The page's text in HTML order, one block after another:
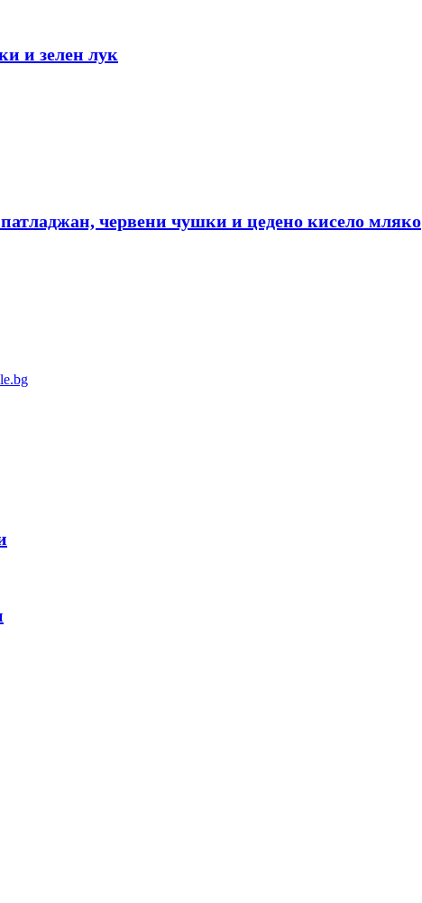
и зелен лук
червени чушки и цедено кисело мляко